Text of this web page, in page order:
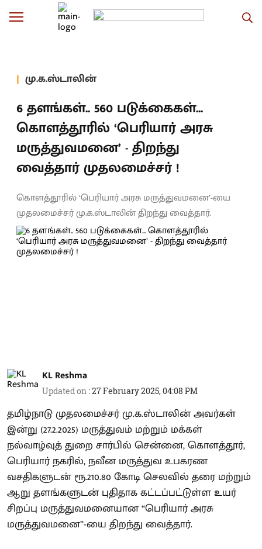
மு.க.ஸ்டாலின்
6 தளங்கள்.. 560 படுக்கைகள்...
கொளத்தூரில் ‘பெரியார் அரசு
மருத்துவமனை’ - திறந்து
வைத்தார் முதலமைச்சர் !
கொளத்தூரில் ‘பெரியார் அரசு மருத்துவமனை’-யை
முதலமைச்சர் மு.க.ஸ்டாலின் திறந்து வைத்தார்.
KL Reshma
Updated on :27 February 2025, 04:08 PM
தமிழ்நாடு முதலமைச்சர் மு.க.ஸ்டாலின் அவர்கள்
இன்று (27.2.2025) மருத்துவம் மற்றும் மக்கள்
நல்வாழ்வுத் துறை சார்பில் சென்னை, கொளத்தூர்,
பெரியார் நகரில், நவீன மருத்துவ உபகரண
வசதிகளுடன் ரூ.210.80 கோடி செலவில் தரை மற்றும்
ஆறு தளங்களுடன் புதிதாக கட்டப்பட்டுள்ள உயர்
சிறப்பு மருத்துவமனையான “பெரியார் அரசு
மருத்துவமனை”-யை திறந்து வைத்தார்.